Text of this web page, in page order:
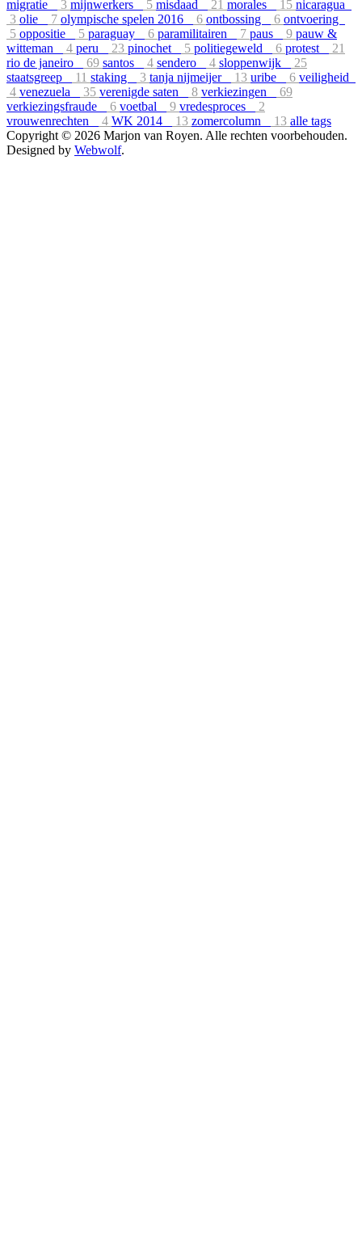
migratie 3 mijnwerkers 5 misdaad 21 morales 15 nicaragua
3 olie 7 olympische spelen 2016 6 ontbossing 6 ontvoering
5 oppositie 5 paraguay 6 paramilitairen 7 paus 9 pauw &
witteman
4 peru 23 pinochet 5 politiegeweld 6 protest
21
rio de janeiro
69 santos 4 sendero 4 sloppenwijk
25
staatsgreep
11 staking 3 tanja nijmeijer 13 uribe 6 veiligheid
4 venezuela 35 verenigde saten 8 verkiezingen
69
verkiezingsfraude
6 voetbal 9 vredesproces
2
vrouwenrechten
4 WK 2014 13 zomercolumn 13 alle tags
Copyright © 2026 Marjon van Royen. Alle rechten voorbehouden.
Designed by Webwolf.